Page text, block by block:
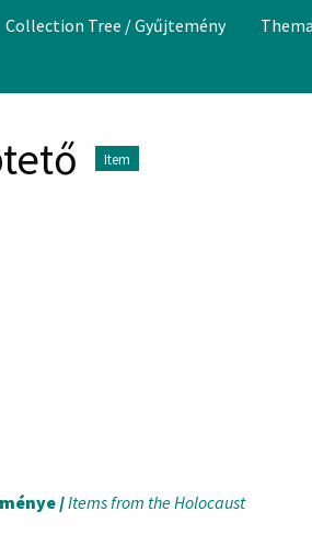
Collection Tree / Gyűjtemény
Item
/Items from the Holocaust